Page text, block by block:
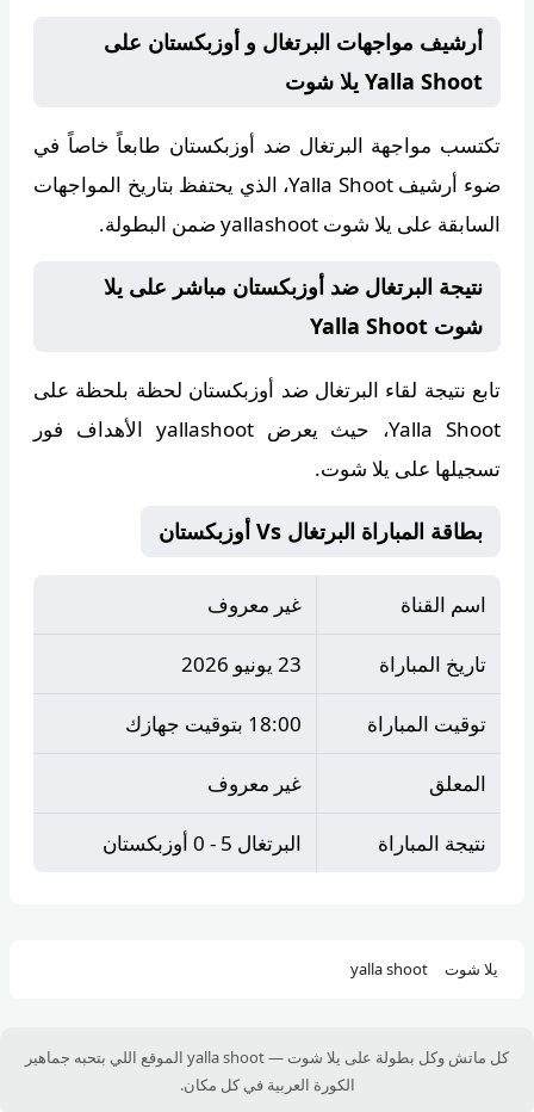
أرشيف مواجهات البرتغال و أوزبكستان على
Yalla Shoot يلا شوت
تكتسب مواجهة البرتغال ضد أوزبكستان طابعاً خاصاً في
ضوء أرشيفYalla Shoot، الذي يحتفظ بتاريخ المواجهات
السابقة على يلا شوت yallashoot ضمن البطولة.
نتيجة البرتغال ضد أوزبكستان مباشر على يلا
شوت Yalla Shoot
تابع نتيجة لقاء البرتغال ضد أوزبكستان لحظة بلحظة على
Yalla Shoot
، حيث يعرض yallashoot الأهداف فور
تسجيلها على يلا شوت.
بطاقة المباراة البرتغال Vs أوزبكستان
اسم القناة غير معروف
تاريخ المباراة 23 يونيو 2026
توقيت المباراة 18:00 بتوقيت جهازك
المعلق غير معروف
نتيجة المباراة البرتغال 5 - 0 أوزبكستان
يلا شوت yalla shoot
كل ماتش وكل بطولة على يلا شوت — yalla shoot الموقع اللي بتحبه جماهير
الكورة العربية في كل مكان.